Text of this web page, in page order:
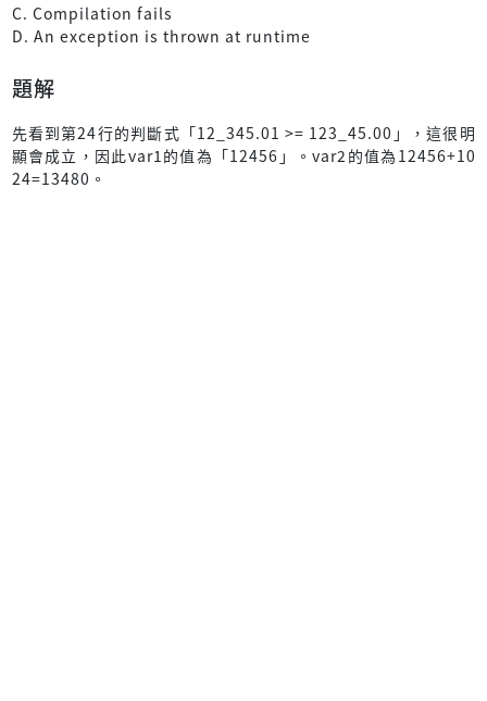
C. Compilation fails
D. An exception is thrown at runtime
題解
先看到第24行的判斷式「12_345.01 >= 123_45.00」，這很明
顯會成立，因此var1的值為「12456」。var2的值為12456+10
24=13480。